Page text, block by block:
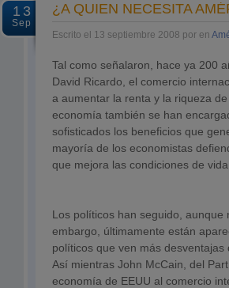
13
Sep
¿A QUIEN NECESITA
Escrito el 13 septiembre 2008 por en
Tal como señalaron, hace ya 200
David Ricardo, el comercio
a aumentar la renta y la riqueza
economía también se han
sofisticados los beneficios que
mayoría de los economistas
que mejora las condiciones de
Los políticos han seguido,
embargo, últimamente están
políticos que ven más
Así mientras John McCain, del
economía de EEUU al comercio